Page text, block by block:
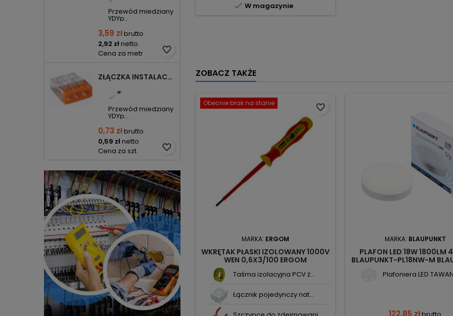
Przewód miedziany
YDYp...
3,59 złbrutto
2,92 złnetto
Cena za metr
favorite_border
ZŁĄCZKA INSTALACYJNA 3X COMPACT POMARAŃCZOWA 2273-203 WAGO
Przewód miedziany
YDYp...
0,73 złbrutto
0,59 złnetto
Cena za szt.
favorite_border
 W magazynie
ZOBACZ TAKŻE
Obecnie brak na stanie
MARKA: ERGOM
WKRĘTAK PŁASKI IZOLOWANY 1000V
WEN 0,6X3/100 ERGOM
Taśma izolacyjna PCV ż...
Łącznik pojedynczy nat...
favorite_border
MARKA: BLAUPUNKT
PLAFON LED 18W 1800LM
BLAUPUNKT-PL18NW-M
Plafoniera LED
122,85 zł